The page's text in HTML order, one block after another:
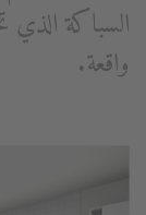
السباكة
واقعة.